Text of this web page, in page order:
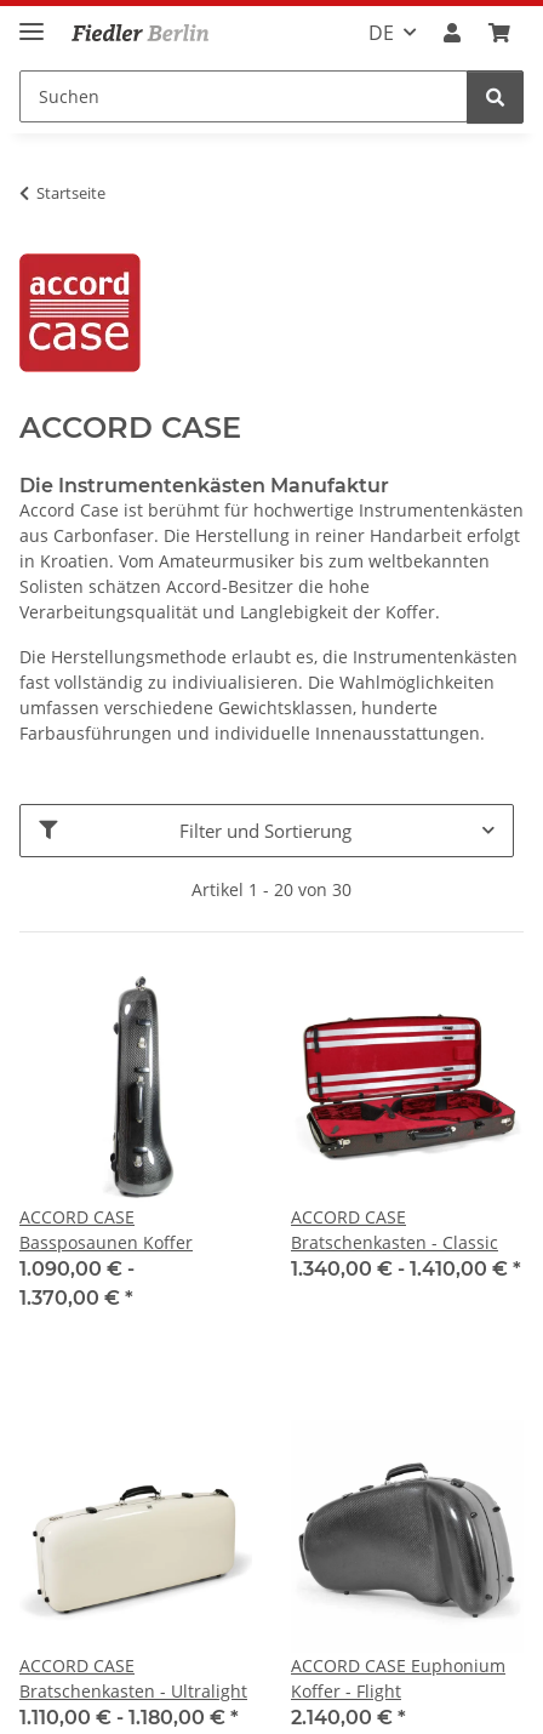
DE
Startseite
ACCORD CASE
Die Instrumentenkästen Manufaktur
Accord Case ist berühmt für hochwertige Instrumentenkästen
aus Carbonfaser. Die Herstellung in reiner Handarbeit erfolgt
in Kroatien. Vom Amateurmusiker bis zum weltbekannten
Solisten schätzen Accord-Besitzer die hohe
Verarbeitungsqualität und Langlebigkeit der Koffer.
Die Herstellungsmethode erlaubt es, die Instrumentenkästen
fast vollständig zu indiviualisieren. Die Wahlmöglichkeiten
umfassen verschiedene Gewichtsklassen, hunderte
Farbausführungen und individuelle Innenausstattungen.
Filter und Sortierung
Artikel 1 - 20 von 30
ACCORD CASE
Bassposaunen Koffer
1.090,00 € -
1.370,00 € *
ACCORD CASE
Bratschenkasten - Classic
1.340,00 € - 1.410,00 € *
ACCORD CASE
Bratschenkasten - Ultralight
1.110,00 € - 1.180,00 € *
ACCORD CASE Euphonium
Koffer - Flight
2.140,00 € *